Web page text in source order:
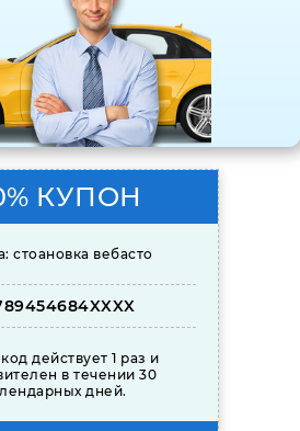
КУПОН
стоановка вебасто
действует 1 раз и
в течении 30
дней.